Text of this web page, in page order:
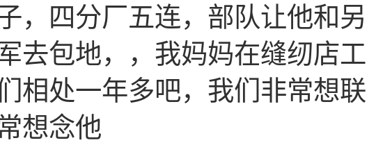
，四分厂五连，部队让他和另
去包地，，我妈妈在缝纫店工
相处一年多吧，我们非常想联
想念他